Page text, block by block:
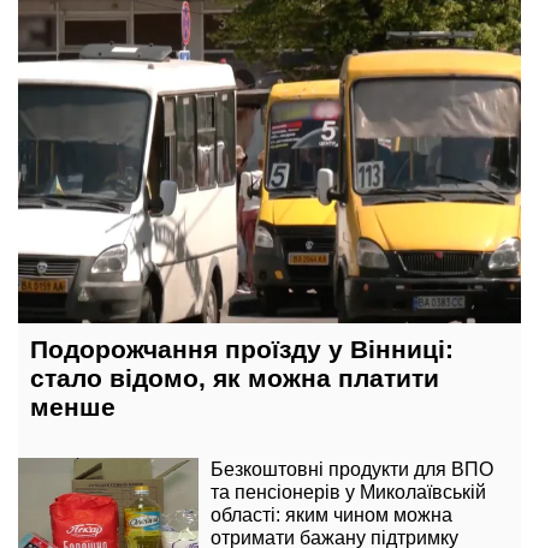
Подорожчання проїзду у Вінниці:
стало відомо, як можна платити
менше
Безкоштовні продукти для ВПО
та пенсіонерів у Миколаївській
області: яким чином можна
отримати бажану підтримку